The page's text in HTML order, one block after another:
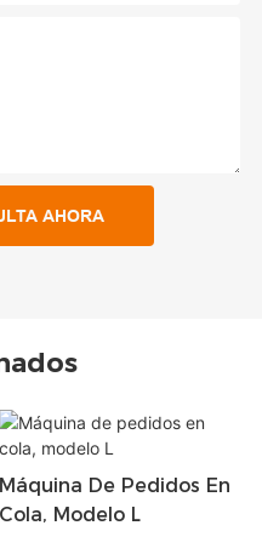
AHORA
Máquina De Pedidos En
Cola, Modelo L